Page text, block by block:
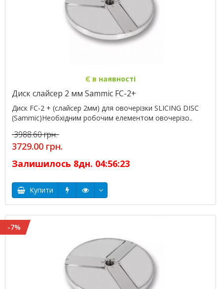
Є в наявності
Диск слайсер 2 мм Sammic FC-2+
Диск FC-2 + (слайсер 2мм) для овочерізки SLICING DISC
(Sammic)Необхідним робочим елементом овочерізо..
3988.60 грн.
3729.00 грн.
Залишилось 8дн. 04:56:23
Купити
-7%